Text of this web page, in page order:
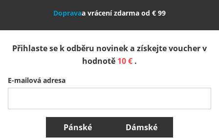
Slovenija
Belgique (Français) Danmark Norge
Všechny země
Dopravaa vrácení zdarma od € 99
Přihlaste se k odběru novinek a získejte voucher v
hodnotě 10 € .
E-mailová adresa
Pánské Dámské